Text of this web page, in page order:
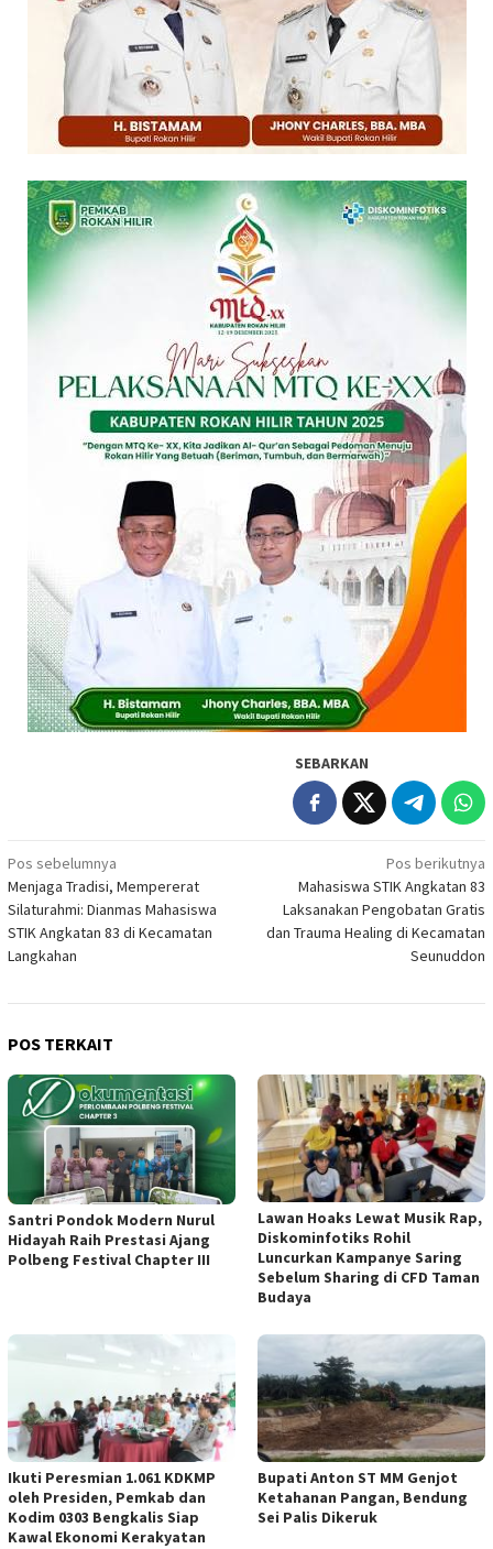
SEBARKAN
Navigasi
pos
Pos sebelumnya
Menjaga Tradisi, Mempererat
Silaturahmi: Dianmas Mahasiswa
STIK Angkatan 83 di Kecamatan
Langkahan
Pos berikutnya
Mahasiswa STIK Angkatan 83
Laksanakan Pengobatan Gratis
dan Trauma Healing di Kecamatan
Seunuddon
POS TERKAIT
Santri Pondok Modern Nurul
Hidayah Raih Prestasi Ajang
Polbeng Festival Chapter III
Lawan Hoaks Lewat Musik Rap,
Diskominfotiks Rohil
Luncurkan Kampanye Saring
Sebelum Sharing di CFD Taman
Budaya
Ikuti Peresmian 1.061 KDKMP
oleh Presiden, Pemkab dan
Kodim 0303 Bengkalis Siap
Kawal Ekonomi Kerakyatan
Bupati Anton ST MM Genjot
Ketahanan Pangan, Bendung
Sei Palis Dikeruk